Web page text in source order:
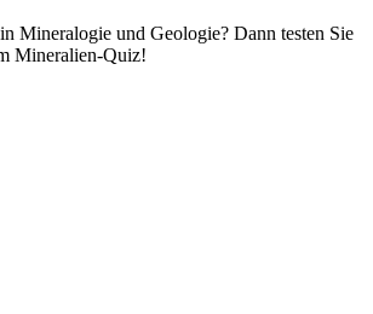
Mineralogie und Geologie? Dann testen Sie
Mineralien-Quiz!